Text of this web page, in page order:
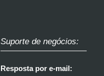
Suporte de negócios:
Resposta por e-mail: